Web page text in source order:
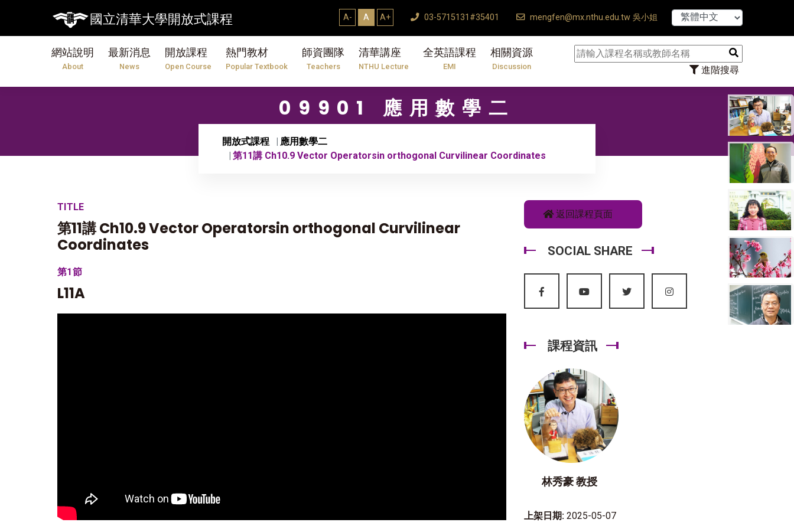
國立清華大學開放式課程 A- A A+ 03-5715131#35401 mengfen@mx.nthu.edu.tw 吳小姐
網站說明
About
最新消息
News
開放課程
Open Course
熱門教材
Popular Textbook
師資團隊
Teachers
清華講座
NTHU Lecture
全英語課程
EMI
相關資源
Discussion 進階搜尋
【7/31】
09901 應用數學二
開放式課程
應用數學二
第11講 Ch10.9 Vector Operatorsin orthogonal Curvilinear Coordinates
TITLE
第11講 Ch10.9 Vector Operatorsin orthogonal Curvilinear
Coordinates
第1節
L11A
返回課程頁面
SOCIAL SHARE
課程資訊
林秀豪 教授
上架日期: 2025-05-07